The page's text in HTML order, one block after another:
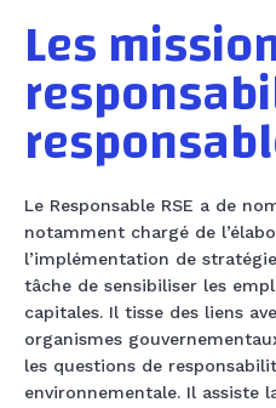
Les
Le Responsable RSE a de
notamment chargé de
l’implémentation de
tâche de sensibiliser les
capitales. Il tisse des liens
organismes
les questions de
environnementale. Il assiste